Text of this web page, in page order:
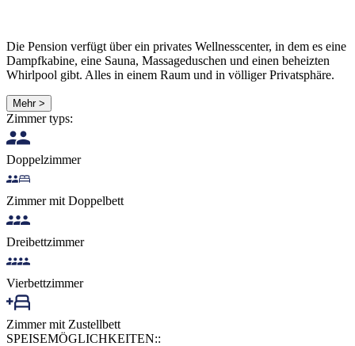
Die Pension verfügt über ein privates Wellnesscenter, in dem es eine
Dampfkabine, eine Sauna, Massageduschen und einen beheizten
Whirlpool gibt. Alles in einem Raum und in völliger Privatsphäre.
Mehr >
Zimmer typs:
Doppelzimmer
Zimmer mit Doppelbett
Dreibettzimmer
Vierbettzimmer
Zimmer mit Zustellbett
SPEISEMÖGLICHKEITEN::